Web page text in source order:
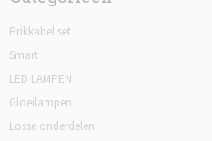
Prikkabel set
Smart
LED LAMPEN
Gloeilampen
Losse onderdelen